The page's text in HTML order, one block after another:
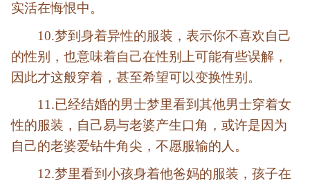
实活在悔恨中。
10.梦到身着异性的服装，表示你不喜欢自己
的性别，也意味着自己在性别上可能有些误解，
因此才这般穿着，甚至希望可以变换性别。
11.已经结婚的男士梦里看到其他男士穿着女
性的服装， 自己易与老婆产生口角，或许是因为
自己的老婆爱钻牛角尖，不愿服输的人。
12.梦里看到小孩身着他爸妈的服装，孩子在